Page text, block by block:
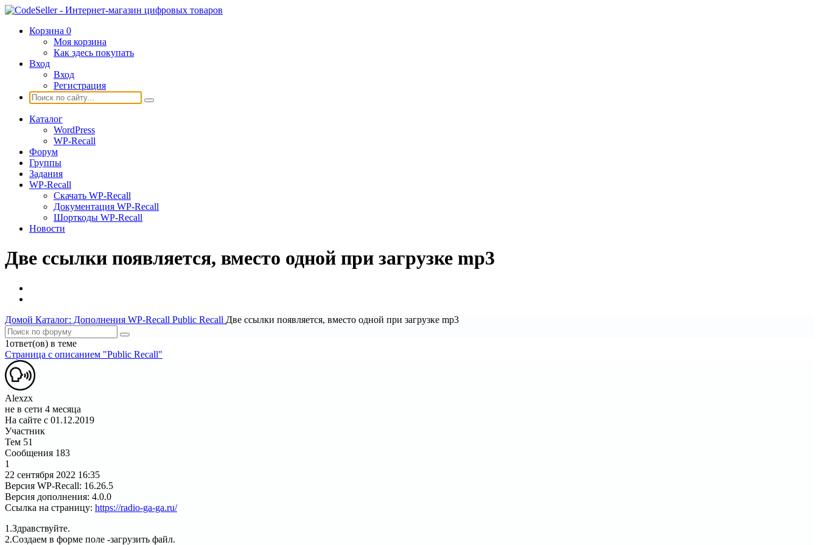
Корзина 0
Моя корзина
Как здесь покупать
Вход
Вход
Регистрация
Каталог
WordPress
WP-Recall
Форум
Группы
Задания
WP-Recall
Скачать WP-Recall
Документация WP-Recall
Шорткоды WP-Recall
Новости
Две ссылки появляется, вместо одной при загрузке mp3
Домой Каталог: Дополнения WP-Recall Public Recall Две ссылки появляется, вместо одной при загрузке mp3
1ответ(ов) в теме
Страница c описанием "Public Recall"
Alexzx
не в сети 4 месяца
На сайте с 01.12.2019
Участник
Тем 51
Сообщения 183
1
22 сентября 2022 16:35
Версия WP-Recall: 16.26.5
Версия дополнения: 4.0.0
Ссылка на страницу: https://radio-ga-ga.ru/
1.Здравствуйте.
2.Создаем в форме поле -загрузить файл.